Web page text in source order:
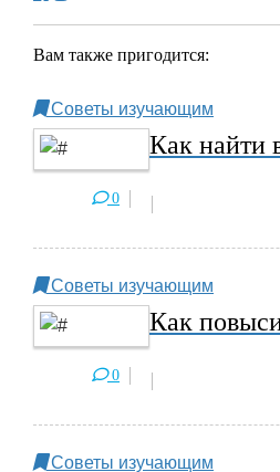
Вам также пригодится:
Советы изучающим
Как найти
0
Советы изучающим
Как
0
Советы изучающим